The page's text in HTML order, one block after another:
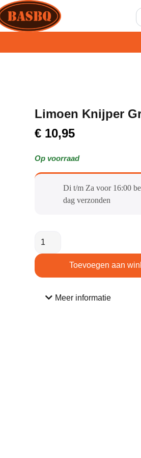
Limoen Knijper
€ 10,95
Op voorraad
Di t/m Za voor 16:00
dag verzonden​
Toevoegen aan
Meer informatie